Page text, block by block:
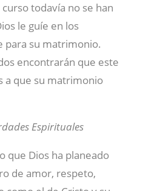
todavía no se han
le guíe en los
para su matrimonio.
encontrarán que este
a que su matrimonio
Espirituales
que Dios ha planeado
de amor, respeto,